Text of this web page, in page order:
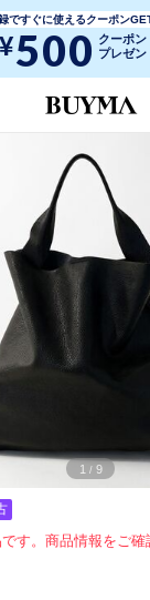
ですぐに使えるクーポン
¥500 クーポン
プレゼン
1 / 9
す。商品情報をご確